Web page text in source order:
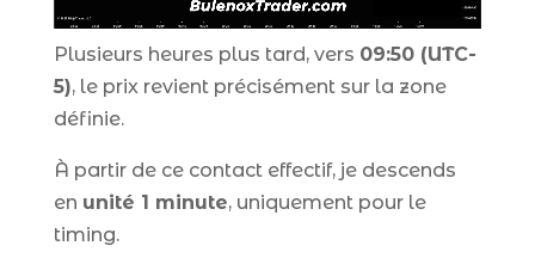
Plusieurs heures plus tard, vers 09:50 (UTC-
5), le prix revient précisément sur la zone
définie.
À partir de ce contact effectif, je descends
en unité 1 minute, uniquement pour le
timing.